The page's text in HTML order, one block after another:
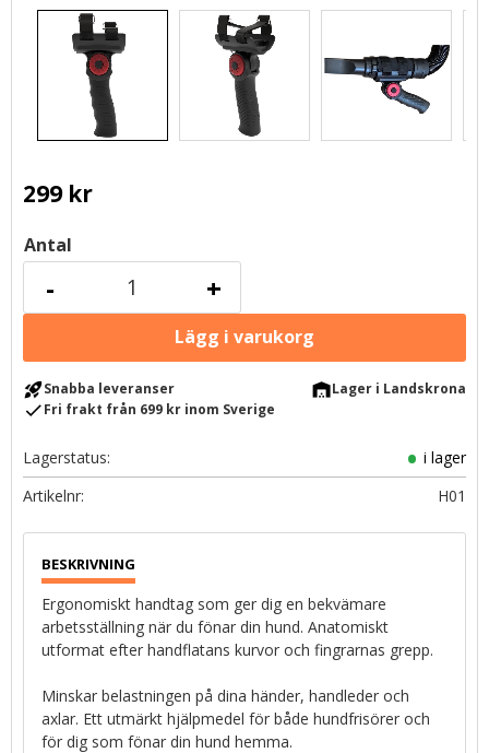
299kr
Antal
+
-
rocket_launchSnabba leveranser warehouseLager i Landskrona
checkFri frakt från 699 kr inom Sverige
Lagerstatus
i lager
Artikelnr
H01
Ergonomiskt handtag som ger dig en bekvämare
arbetsställning när du fönar din hund. Anatomiskt
utformat efter handflatans kurvor och fingrarnas grepp.
Minskar belastningen på dina händer, handleder och
axlar. Ett utmärkt hjälpmedel för både hundfrisörer och
för dig som fönar din hund hemma.